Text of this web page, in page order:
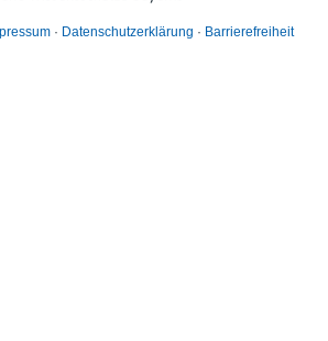
Datenschutzerklärung Barrierefreiheit